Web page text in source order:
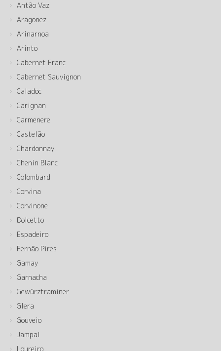
Antão Vaz
Aragonez
Arinarnoa
Arinto
Cabernet Franc
Cabernet Sauvignon
Caladoc
Carignan
Carmenere
Castelão
Chardonnay
Chenin Blanc
Colombard
Corvina
Corvinone
Dolcetto
Espadeiro
Fernão Pires
Gamay
Garnacha
Gewürztraminer
Glera
Gouveio
Jampal
Loureiro